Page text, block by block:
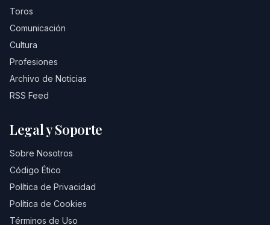
Toros
Comunicación
Cultura
Profesiones
Archivo de Noticias
RSS Feed
Legal y Soporte
Sobre Nosotros
Código Ético
Política de Privacidad
Política de Cookies
Términos de Uso